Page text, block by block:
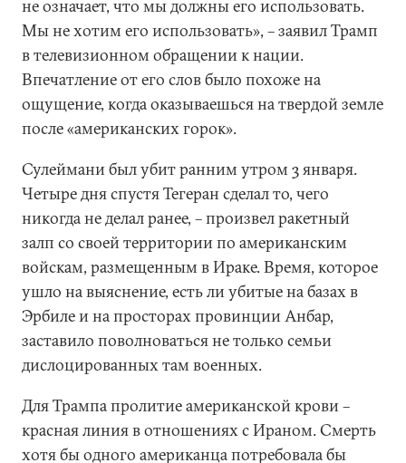
не означает, что мы должны его использовать.
Мы не хотим его использовать», – заявил Трамп
в телевизионном обращении к нации.
Впечатление от его слов было похоже на
ощущение, когда оказываешься на твердой земле
после «американских горок».
Сулеймани был убит ранним утром 3 января.
Четыре дня спустя Тегеран сделал то, чего
никогда не делал ранее, – произвел ракетный
залп со своей территории по американским
войскам, размещенным в Ираке. Время, которое
ушло на выяснение, есть ли убитые на базах в
Эрбиле и на просторах провинции Анбар,
заставило поволноваться не только семьи
дислоцированных там военных.
Для Трампа пролитие американской крови –
красная линия в отношениях с Ираном. Смерть
хотя бы одного американца потребовала бы